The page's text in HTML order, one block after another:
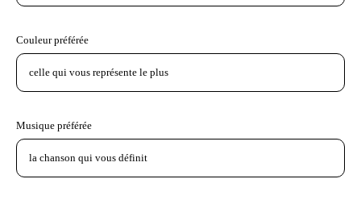
Couleur préférée
Musique préférée